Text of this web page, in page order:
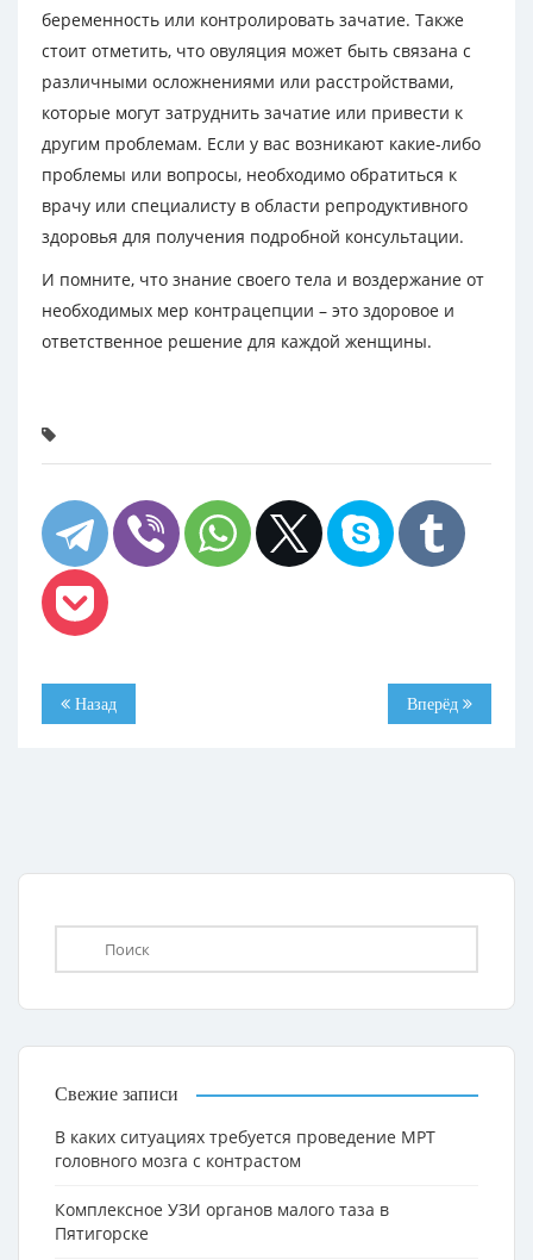
беременность или контролировать зачатие. Также
стоит отметить, что овуляция может быть связана с
различными осложнениями или расстройствами,
которые могут затруднить зачатие или привести к
другим проблемам. Если у вас возникают какие-либо
проблемы или вопросы, необходимо обратиться к
врачу или специалисту в области репродуктивного
здоровья для получения подробной консультации.
И помните, что знание своего тела и воздержание от
необходимых мер контрацепции – это здоровое и
ответственное решение для каждой женщины.
Назад Вперёд
Свежие записи
В каких ситуациях требуется проведение МРТ
головного мозга с контрастом
Комплексное УЗИ органов малого таза в
Пятигорске